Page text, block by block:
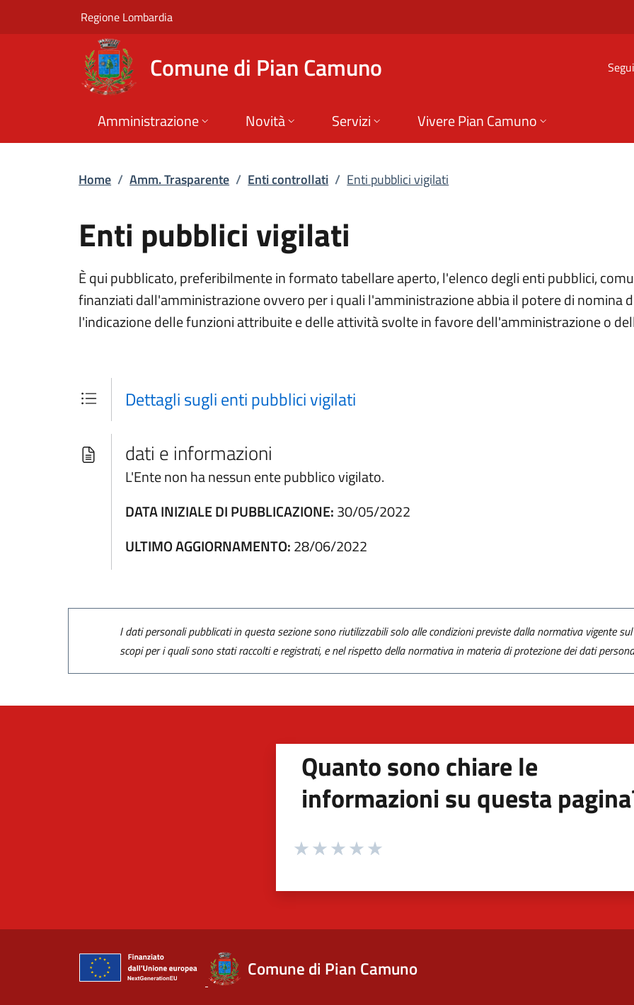
Vai al contenuto principale
Enti pubblici vigilati | Enti controllati |
Regione Lombardia
Comune di Pian Camuno
Amministrazione Novità Servizi Vivere Pian Camuno
Home / Amm. Trasparente / Enti controllati / Enti pubblici vigilati
Enti pubblici vigilati
È qui pubblicato, preferibilmente in formato tabellare aperto, l'elenco degli enti pubblici,
finanziati dall'amministrazione ovvero per i quali l'amministrazione abbia il potere di nomina
l'indicazione delle funzioni attribuite e delle attività svolte in favore dell'amministrazione o
Dettagli sugli enti pubblici vigilati
dati e informazioni
L'Ente non ha nessun ente pubblico vigilato.
DATA INIZIALE DI PUBBLICAZIONE:30/05/2022
ULTIMO AGGIORNAMENTO:28/06/2022
I dati personali pubblicati in questa sezione sono riutilizzabili solo alle condizioni previste dalla normativa vigente
scopi per i quali sono stati raccolti e registrati, e nel rispetto della normativa in materia di protezione dei dati
Quanto sono chiare le
informazioni su questa
Valuta da 1 a 5 stelle la pagina
Comune di Pian Camuno